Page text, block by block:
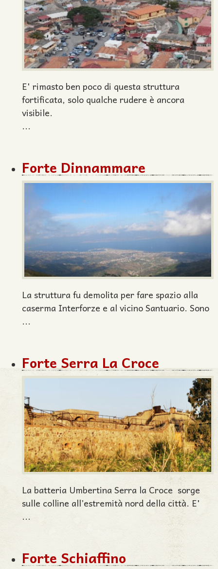
E' rimasto ben poco di questa struttura
fortificata, solo qualche rudere è ancora
visibile.
...
Forte Dinnammare
La struttura fu demolita per fare spazio alla
caserma Interforze e al vicino Santuario. Sono
...
Forte Serra La Croce
La batteria Umbertina Serra la Croce sorge
sulle colline all’estremità nord della città. E'
...
Forte Schiaffino